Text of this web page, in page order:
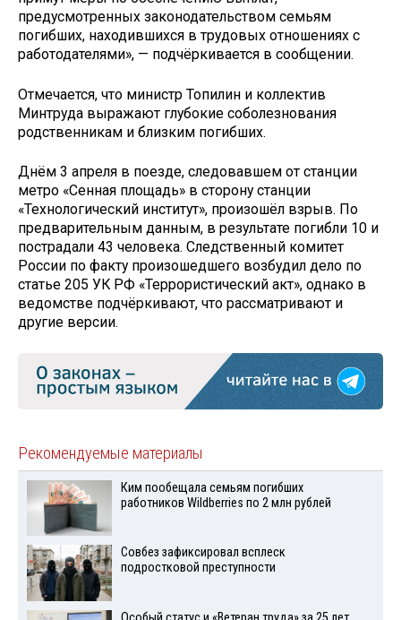
предусмотренных законодательством семьям
погибших, находившихся в трудовых отношениях с
работодателями», — подчёркивается в сообщении.
Отмечается, что министр Топилин и коллектив
Минтруда выражают глубокие соболезнования
родственникам и близким погибших.
Днём 3 апреля в поезде, следовавшем от станции
метро «Сенная площадь» в сторону станции
«Технологический институт», произошёл взрыв. По
предварительным данным, в результате погибли 10 и
пострадали 43 человека. Следственный комитет
России по факту произошедшего возбудил дело по
статье 205 УК РФ «Террористический акт», однако в
ведомстве подчёркивают, что рассматривают и
другие версии.
Рекомендуемые материалы
Ким пообещала семьям погибших
работников Wildberries по 2 млн рублей
Совбез зафиксировал всплеск
подростковой преступности